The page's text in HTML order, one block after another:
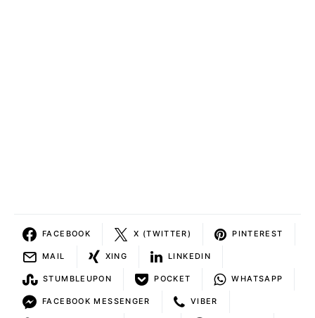
FACEBOOK X (TWITTER) PINTEREST
MAIL XING LINKEDIN
STUMBLEUPON POCKET WHATSAPP
FACEBOOK MESSENGER VIBER